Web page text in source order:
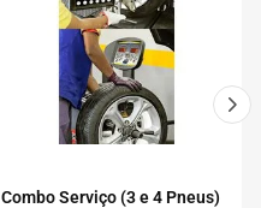
Combo Serviço (3 e 4 Pneus)